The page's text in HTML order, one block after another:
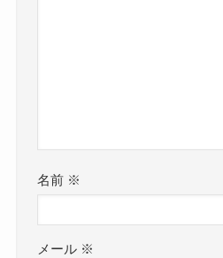
名前 ※
メール ※